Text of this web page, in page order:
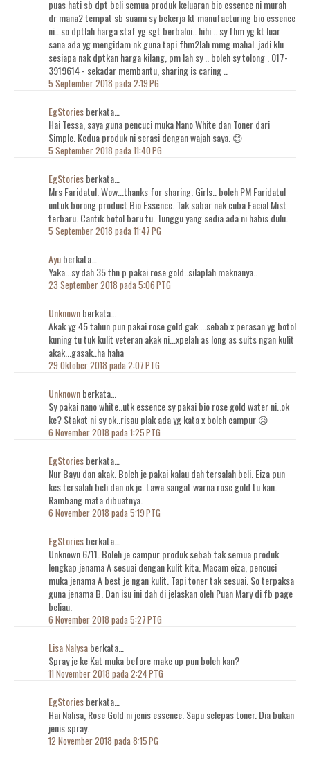
puas hati sb dpt beli semua produk keluaran bio essence ni murah
dr mana2 tempat sb suami sy bekerja kt manufacturing bio essence
ni.. so dptlah harga staf yg sgt berbaloi.. hihi .. sy fhm yg kt luar
sana ada yg mengidam nk guna tapi fhm2lah mmg mahal..jadi klu
sesiapa nak dptkan harga kilang, pm lah sy .. boleh sy tolong . 017-
3919614 - sekadar membantu, sharing is caring ..
5 September 2018 pada 2:19 PG
EgStoriesberkata…
Hai Tessa, saya guna pencuci muka Nano White dan Toner dari
Simple. Kedua produk ni serasi dengan wajah saya. 😊
5 September 2018 pada 11:40 PG
EgStoriesberkata…
Mrs Faridatul. Wow...thanks for sharing. Girls.. boleh PM Faridatul
untuk borong product Bio Essence. Tak sabar nak cuba Facial Mist
terbaru. Cantik botol baru tu. Tunggu yang sedia ada ni habis dulu.
5 September 2018 pada 11:47 PG
Ayuberkata…
Yaka...sy dah 35 thn p pakai rose gold..silaplah maknanya..
23 September 2018 pada 5:06 PTG
Unknownberkata…
Akak yg 45 tahun pun pakai rose gold gak....sebab x perasan yg botol
kuning tu tuk kulit veteran akak ni...xpelah as long as suits ngan kulit
akak...gasak..ha haha
29 Oktober 2018 pada 2:07 PTG
Unknownberkata…
Sy pakai nano white..utk essence sy pakai bio rose gold water ni..ok
ke? Stakat ni sy ok..risau plak ada yg kata x boleh campur 😥
6 November 2018 pada 1:25 PTG
EgStoriesberkata…
Nur Bayu dan akak. Boleh je pakai kalau dah tersalah beli. Eiza pun
kes tersalah beli dan ok je. Lawa sangat warna rose gold tu kan.
Rambang mata dibuatnya.
6 November 2018 pada 5:19 PTG
EgStoriesberkata…
Unknown 6/11. Boleh je campur produk sebab tak semua produk
lengkap jenama A sesuai dengan kulit kita. Macam eiza, pencuci
muka jenama A best je ngan kulit. Tapi toner tak sesuai. So terpaksa
guna jenama B. Dan isu ini dah di jelaskan oleh Puan Mary di fb page
beliau.
6 November 2018 pada 5:27 PTG
Lisa Nalysaberkata…
Spray je ke Kat muka before make up pun boleh kan?
11 November 2018 pada 2:24 PTG
EgStoriesberkata…
Hai Nalisa, Rose Gold ni jenis essence. Sapu selepas toner. Dia bukan
jenis spray.
12 November 2018 pada 8:15 PG